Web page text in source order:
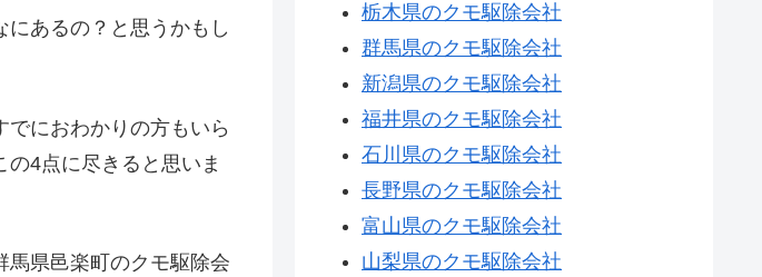
あるの？と思うかもし
におわかりの方もいら
4点に尽きると思いま
馬県邑楽町のクモ駆除会
栃木県のクモ駆除会社
群馬県のクモ駆除会社
新潟県のクモ駆除会社
福井県のクモ駆除会社
石川県のクモ駆除会社
長野県のクモ駆除会社
富山県のクモ駆除会社
山梨県のクモ駆除会社